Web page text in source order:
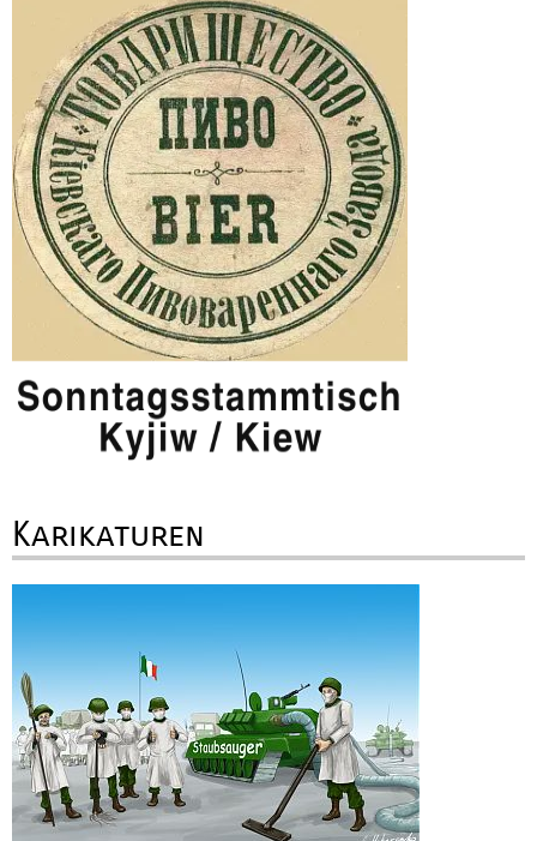
Karikaturen